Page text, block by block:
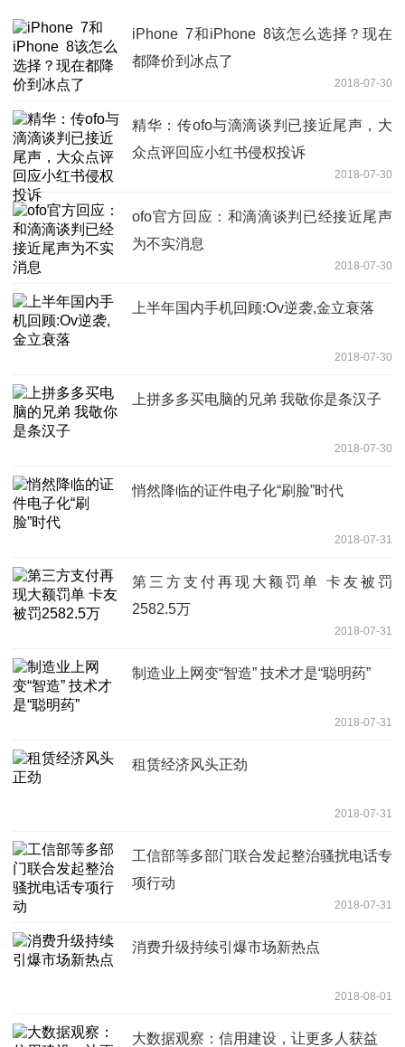
iPhone 7和iPhone 8该怎么选择？现在
都降价到冰点了
2018-07-30
精华：传ofo与滴滴谈判已接近尾声，大
众点评回应小红书侵权投诉
2018-07-30
ofo官方回应：和滴滴谈判已经接近尾声
为不实消息
2018-07-30
上半年国内手机回顾:Ov逆袭,金立衰落
2018-07-30
上拼多多买电脑的兄弟 我敬你是条汉子
2018-07-30
悄然降临的证件电子化“刷脸”时代
2018-07-31
第三方支付再现大额罚单 卡友被罚
2582.5万
2018-07-31
制造业上网变“智造” 技术才是“聪明药”
2018-07-31
租赁经济风头正劲
2018-07-31
工信部等多部门联合发起整治骚扰电话专
项行动
2018-07-31
消费升级持续引爆市场新热点
2018-08-01
大数据观察：信用建设，让更多人获益